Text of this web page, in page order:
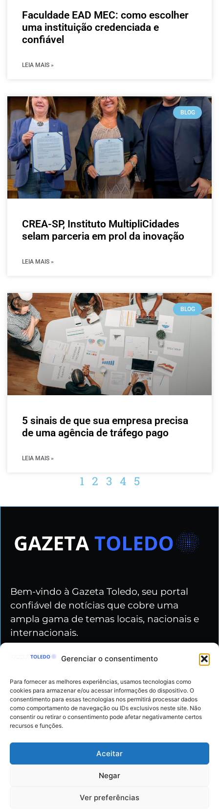
Gerenciar o consentimento
Para fornecer as melhores experiências, usamos tecnologias como
cookies para armazenar e/ou acessar informações do dispositivo. O
consentimento para essas tecnologias nos permitirá processar dados
como comportamento de navegação ou IDs exclusivos neste site. Não
consentir ou retirar o consentimento pode afetar negativamente certos
recursos e funções.
Aceitar
Negar
Ver preferências
Faculdade EAD MEC: como escolher
uma instituição credenciada e
confiável
LEIA MAIS »
BLOG
CREA-SP, Instituto MultipliCidades
selam parceria em prol da inovação
LEIA MAIS »
BLOG
5 sinais de que sua empresa precisa
de uma agência de tráfego pago
LEIA MAIS »
1 2 3 4 5
Bem-vindo à Gazeta Toledo, seu portal
confiável de notícias que cobre uma
ampla gama de temas locais, nacionais e
internacionais.
Políticas de Privacidade
Parcerias e Anúncios